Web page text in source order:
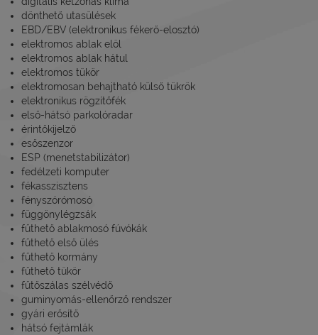
dönthető utasülések
EBD/EBV (elektronikus fékerő-elosztó)
elektromos ablak elöl
elektromos ablak hátul
elektromos tükör
elektromosan behajtható külső tükrök
elektronikus rögzítőfék
első-hátsó parkolóradar
érintőkijelző
esőszenzor
ESP (menetstabilizátor)
fedélzeti komputer
fékasszisztens
fényszórómosó
függönylégzsák
fűthető ablakmosó fúvókák
fűthető első ülés
fűthető kormány
fűthető tükör
fűtőszálas szélvédő
guminyomás-ellenőrző rendszer
gyári erősítő
hátsó fejtámlák